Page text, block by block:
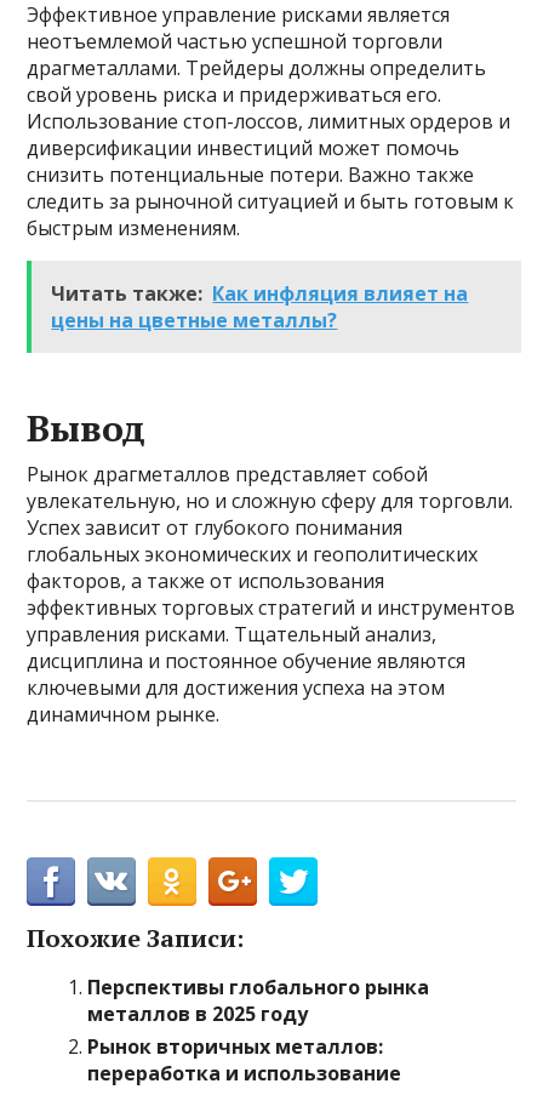
Эффективное управление рисками является
неотъемлемой частью успешной торговли
драгметаллами. Трейдеры должны определить
свой уровень риска и придерживаться его.
Использование стоп-лоссов, лимитных ордеров и
диверсификации инвестиций может помочь
снизить потенциальные потери. Важно также
следить за рыночной ситуацией и быть готовым к
быстрым изменениям.
Читать также: Как инфляция влияет на
цены на цветные металлы?
Вывод
Рынок драгметаллов представляет собой
увлекательную, но и сложную сферу для торговли.
Успех зависит от глубокого понимания
глобальных экономических и геополитических
факторов, а также от использования
эффективных торговых стратегий и инструментов
управления рисками. Тщательный анализ,
дисциплина и постоянное обучение являются
ключевыми для достижения успеха на этом
динамичном рынке.
Похожие Записи:
Перспективы глобального рынка
металлов в 2025 году
Рынок вторичных металлов:
переработка и использование